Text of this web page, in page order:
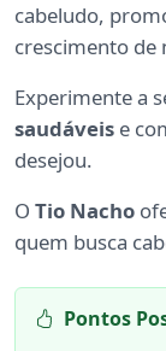
cabeludo,
crescimento de
Experimente a
saudáveis e
desejou.
O Tio Nacho
quem busca
Pontos